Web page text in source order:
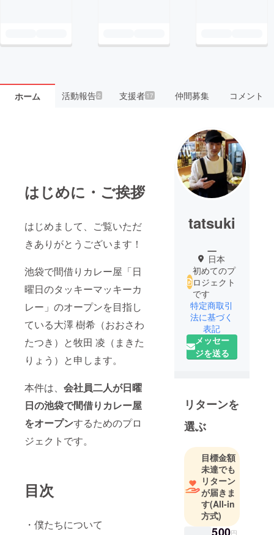
ホーム 活動報告2 支援者 17 仲間募集 コメント
はじめに・ご挨拶
はじめまして、ご覧いただ
きありがとうございます！
池袋で間借りカレー屋「日
曜日のタッキーマッキーカ
レー」のオープンを目指し
ている大澤 樹希（おおさわ
たつき）と牧田 凌（まきた
りょう）と申します。
本件は、 会社員二人が日曜
日の池袋で間借りカレー屋
をオープンするためのプロ
ジェクトです。
目次
・僕たちについて
tatsuki
日本
初めてのプ
ロジェクト
です
特定商取引
法に基づく
表記
メッセー
ジを送る
リターンを
選ぶ
目標金額
未達でも
リターン
が届きま
す(All-in
方式)
円